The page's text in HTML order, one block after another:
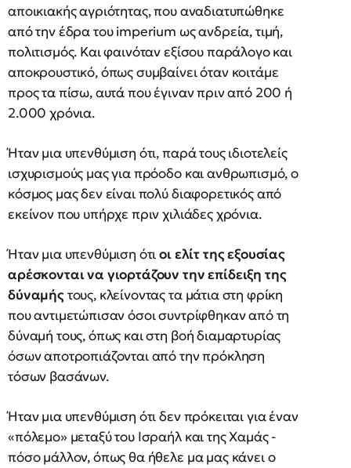
αποικιακής αγριότητας, που αναδιατυπώθηκε
από την έδρα του imperium ως ανδρεία, τιμή,
πολιτισμός. Και φαινόταν εξίσου παράλογο και
αποκρουστικό, όπως συμβαίνει όταν κοιτάμε
προς τα πίσω, αυτά που έγιναν πριν από 200 ή
2.000 χρόνια.
Ήταν μια υπενθύμιση ότι, παρά τους ιδιοτελείς
ισχυρισμούς μας για πρόοδο και ανθρωπισμό, ο
κόσμος μας δεν είναι πολύ διαφορετικός από
εκείνον που υπήρχε πριν χιλιάδες χρόνια.
Ήταν μια υπενθύμιση ότιοι ελίτ της εξουσίας
αρέσκονται να γιορτάζουν την επίδειξη της
δύναμήςτους, κλείνοντας τα μάτια στη φρίκη
που αντιμετώπισαν όσοι συντρίφθηκαν από τη
δύναμή τους, όπως και στη βοή διαμαρτυρίας
όσων αποτροπιάζονται από την πρόκληση
τόσων βασάνων.
Ήταν μια υπενθύμιση ότι δεν πρόκειται για έναν
«πόλεμο» μεταξύ του Ισραήλ και της Χαμάς -
πόσο μάλλον, όπως θα ήθελε μα μας κάνει ο